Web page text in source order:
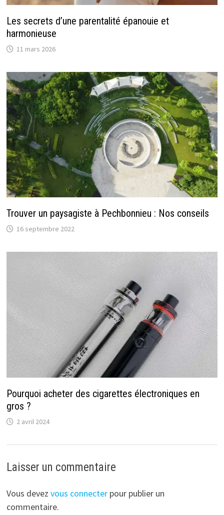
Les secrets d’une parentalité épanouie et
harmonieuse
11 mars 2026
Trouver un paysagiste à Pechbonnieu : Nos conseils
16 septembre 2022
Pourquoi acheter des cigarettes électroniques en
gros ?
2 avril 2024
Laisser un commentaire
Vous devez vous connecterpour publier un
commentaire.